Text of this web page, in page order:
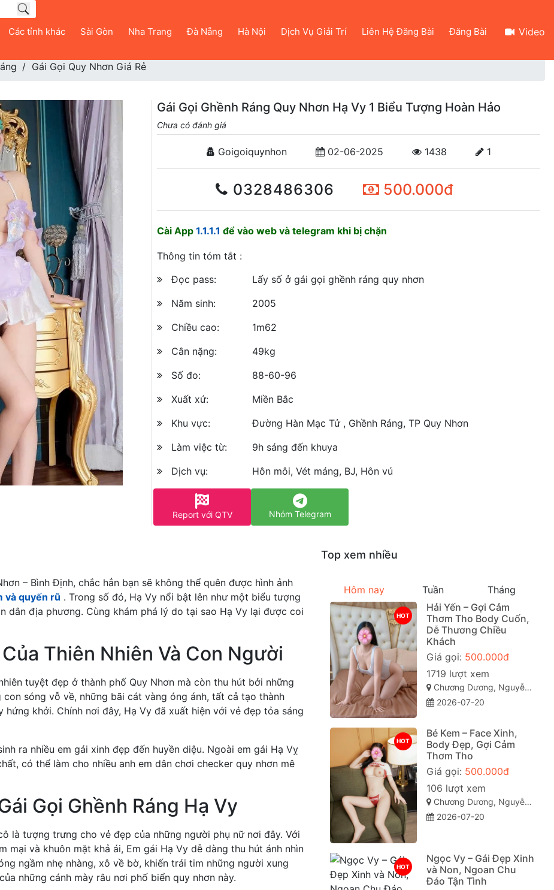
Các tỉnh khác Sài Gòn Nha Trang Đà Nẵng Hà Nội Dịch Vụ Giải Trí Liên Hệ Đăng Bài Đăng Bài
Video
Gái Gọi Quy Nhơn Giá Rẻ
Gái Gọi Ghềnh Ráng Quy Nhơn Hạ Vy 1 Biểu Tượng Hoàn Hảo
Chưa có đánh giá
Goigoiquynhon 02-06-2025 1438 1
0328486306 500.000đ
Cài App 1.1.1.1 để vào web và telegram khi bị chặn
Thông tin tóm tắt :
Đọc pass:
Lấy số ở gái gọi ghềnh ráng quy nhơn
Năm sinh:
2005
Chiều cao:
1m62
Cân nặng:
49kg
Số đo:
88-60-96
Xuất xứ:
Miền Bắc
Khu vực:
Đường Hàn Mạc Tử , Ghềnh Ráng, TP Quy Nhơn
Làm việc từ:
9h sáng đến khuya
Dịch vụ:
Hôn môi, Vét máng, BJ, Hôn vú
Report với QTV Nhóm Telegram
– Bình Định, chắc hẳn bạn sẽ không thể quên được hình ảnh
và quyến rũ . Trong số đó, Hạ Vy nổi bật lên như một biểu tượng
dân địa phương. Cùng khám phá lý do tại sao Hạ Vy lại được coi
Thiên Nhiên Và Con Người
tuyệt đẹp ở thành phố Quy Nhơn mà còn thu hút bởi những
sóng vỗ về, những bãi cát vàng óng ánh, tất cả tạo thành
khởi. Chính nơi đây, Hạ Vy đã xuất hiện với vẻ đẹp tỏa sáng
ra nhiều em gái xinh đẹp đến huyền diệu. Ngoài em gái Hạ Vỵ
có thể làm cho nhiều anh em dân chơi checker quy nhơn mê
Gọi Ghềnh Ráng Hạ Vy
là tượng trưng cho vẻ đẹp của những người phụ nữ nơi đây. Với
mại và khuôn mặt khả ái, Em gái Hạ Vy dễ dàng thu hút ánh nhìn
ngầm nhẹ nhàng, xô về bờ, khiến trái tim những người xung
những cánh mày râu nơi phố biển quy nhơn này.
Top xem nhiều
Hôm nay Tuần Tháng
HOT
Hải Yến – Gợi Cảm
Thơm Tho Body Cuốn,
Dễ Thương Chiều
Khách
Giá gọi: 500.000đ
1719 lượt xem
Chương Dương, Nguyễn Văn Cừ, Quy Nhơn, Bình Định
2026-07-20
HOT
Bé Kem – Face Xinh,
Body Đẹp, Gợi Cảm
Thơm Tho
Giá gọi: 500.000đ
106 lượt xem
Chương Dương, Nguyễn Văn Cừ, Quy Nhơn, Bình Định
2026-07-20
HOT
Ngọc Vy – Gái Đẹp Xinh
và Non, Ngoan Chu
Đáo Tận Tình